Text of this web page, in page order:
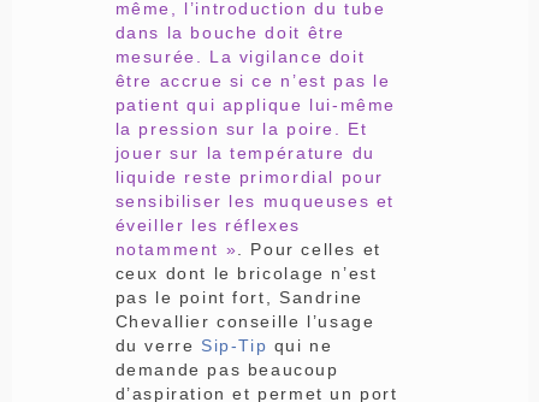
même, l’introduction du tube
dans la bouche doit être
mesurée. La vigilance doit
être accrue si ce n’est pas le
patient qui applique lui-même
la pression sur la poire. Et
jouer sur la température du
liquide reste primordial pour
sensibiliser les muqueuses et
éveiller les réflexes
notamment » . Pour celles et
ceux dont le bricolage n’est
pas le point fort, Sandrine
Chevallier conseille l’usage
du verre Sip-Tip qui ne
demande pas beaucoup
d’aspiration et permet un port